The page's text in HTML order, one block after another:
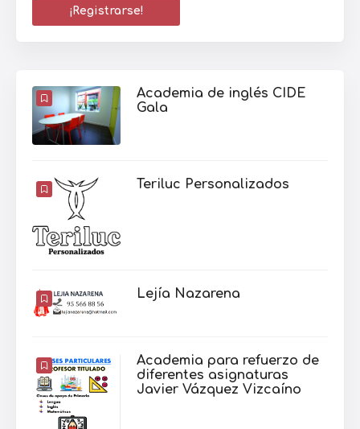
Academia de inglés CIDE
Gala
Teriluc Personalizados
Lejía Nazarena
Academia para refuerzo de
diferentes asignaturas
Javier Vázquez Vizcaíno